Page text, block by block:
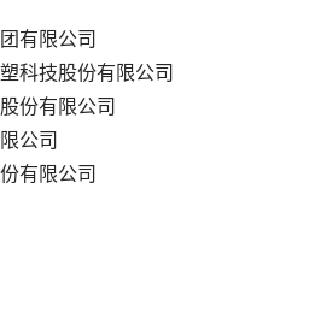
有限公司
科技股份有限公司
份有限公司
公司
有限公司